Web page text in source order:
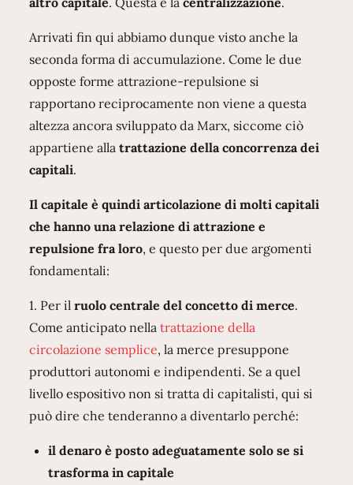
Arrivati fin qui abbiamo dunque visto anche la
seconda forma di accumulazione. Come le due
opposte forme attrazione-repulsione si
rapportano reciprocamente non viene a questa
altezza ancora sviluppato da Marx, siccome ciò
appartiene allatrattazione della concorrenza dei
capitali.
Il capitale è quindi articolazione di molti capitali
che hanno una relazione di attrazione e
repulsione fra loro, e questo per due argomenti
fondamentali:
1. Per ilruolo centrale del concetto di merce.
Come anticipato nellatrattazione della
circolazione semplice, la merce presuppone
produttori autonomi e indipendenti. Se a quel
livello espositivo non si tratta di capitalisti, qui si
può dire che tenderanno a diventarlo perché:
il denaro è posto adeguatamente solo se si
trasforma in capitale